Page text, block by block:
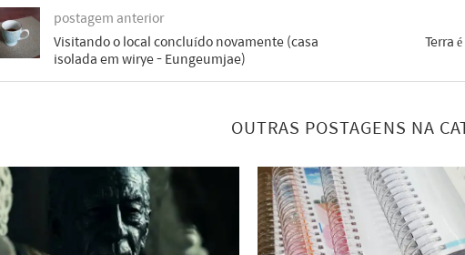
postagem anterior
Visitando o local concluído novamente (casa
isolada em wirye - Eungeumjae)
Terra
OUTRAS POSTAGENS NA